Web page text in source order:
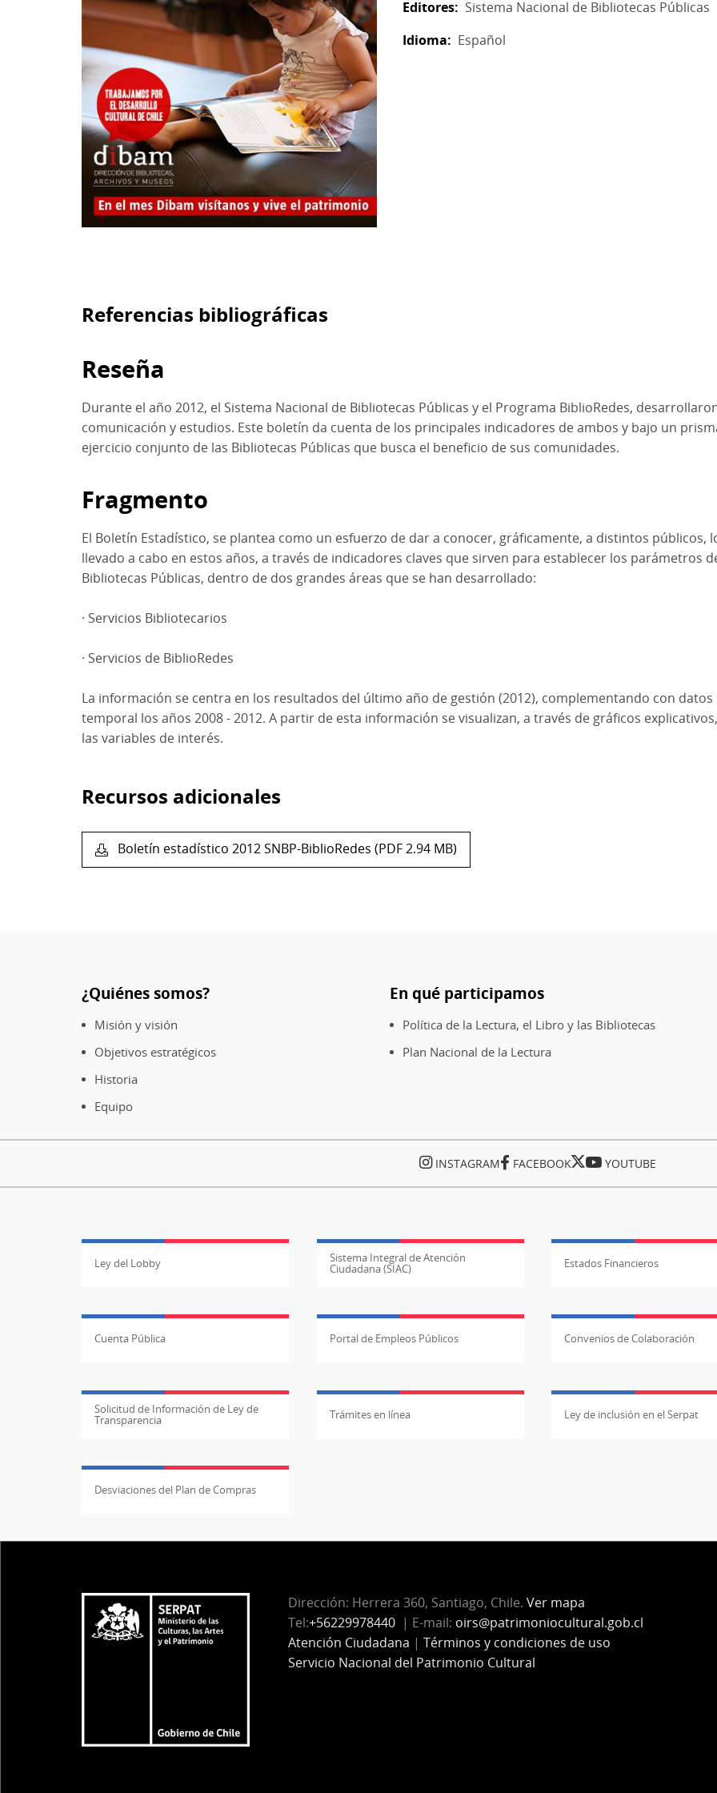
Editores
Sistema Nacional de Bibliotecas Públicas
Idioma
Español
Referencias bibliográficas
Reseña
Durante el año 2012, el Sistema Nacional de Bibliotecas Públicas y el Programa BiblioRedes,
comunicación y estudios. Este boletín da cuenta de los principales indicadores de ambos y bajo un
ejercicio conjunto de las Bibliotecas Públicas que busca el beneficio de sus comunidades.
Fragmento
El Boletín Estadístico, se plantea como un esfuerzo de dar a conocer, gráficamente, a distintos públicos,
llevado a cabo en estos años, a través de indicadores claves que sirven para establecer los parámetros
Bibliotecas Públicas, dentro de dos grandes áreas que se han desarrollado:
· Servicios Bibliotecarios
· Servicios de BiblioRedes
La información se centra en los resultados del último año de gestión (2012), complementando con
temporal los años 2008 - 2012. A partir de esta información se visualizan, a través de gráficos
las variables de interés.
Recursos adicionales
Boletín estadístico 2012 SNBP-BiblioRedes (PDF 2.94 MB)
¿Quiénes somos?
Misión y visión
Objetivos estratégicos
Historia
Equipo
En qué participamos
Política de la Lectura, el Libro y las Bibliotecas
Plan Nacional de la Lectura
INSTAGRAM FACEBOOK YOUTUBE
Ley del Lobby Sistema Integral de Atención
Ciudadana (SIAC) Estados Financieros
Cuenta Pública Portal de Empleos Públicos Convenios de Colaboración
Solicitud de Información de Ley de
Transparencia Trámites en línea Ley de inclusión en el Serpat
Desviaciones del Plan de Compras
Dirección: Herrera 360, Santiago, Chile. Ver mapa
Tel:+56229978440 | E-mail: oirs@patrimoniocultural.gob.cl
Atención Ciudadana | Términos y condiciones de uso
Servicio Nacional del Patrimonio Cultural